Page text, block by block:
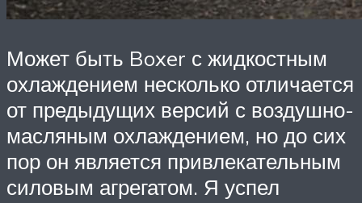
Может быть Boxer с жидкостным
охлаждением несколько отличается
от предыдущих версий с воздушно-
масляным охлаждением, но до сих
пор он является привлекательным
силовым агрегатом. Я успел